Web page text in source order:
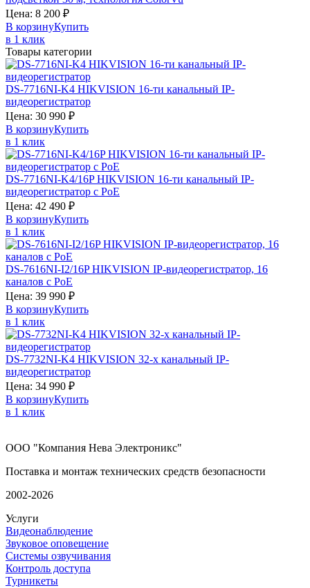
Цена: 8 200 ₽
В корзинуКупить
в 1 клик
Товары категории
DS-7716NI-K4 HIKVISION 16-ти канальный IP-
видеорегистратор
Цена: 30 990 ₽
В корзинуКупить
в 1 клик
DS-7716NI-K4/16PHIKVISION 16-ти канальный IP-
видеорегистратор с PoE
Цена: 42 490 ₽
В корзинуКупить
в 1 клик
DS-7616NI-I2/16PHIKVISION IP-видеорегистратор, 16
каналов c PoE
Цена: 39 990 ₽
В корзинуКупить
в 1 клик
DS-7732NI-K4 HIKVISION 32-х канальный IP-
видеорегистратор
Цена: 34 990 ₽
В корзинуКупить
в 1 клик
ООО "Компания Нева Электроникс"
Поставка и монтаж технических средств безопасности
2002-2026
Услуги
Видеонаблюдение
Звуковое оповещение
Системы озвучивания
Контроль доступа
Турникеты